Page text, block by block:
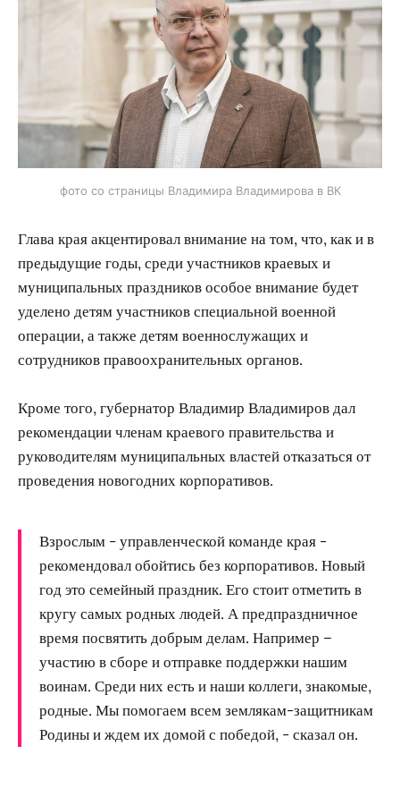
фото со страницы Владимира Владимирова в ВК
Глава края акцентировал внимание на том, что, как и в
предыдущие годы, среди участников краевых и
муниципальных праздников особое внимание будет
уделено детям участников специальной военной
операции, а также детям военнослужащих и
сотрудников правоохранительных органов.
Кроме того, губернатор Владимир Владимиров дал
рекомендации членам краевого правительства и
руководителям муниципальных властей отказаться от
проведения новогодних корпоративов.
Взрослым - управленческой команде края -
рекомендовал обойтись без корпоративов. Новый
год это семейный праздник. Его стоит отметить в
кругу самых родных людей. А предпраздничное
время посвятить добрым делам. Например –
участию в сборе и отправке поддержки нашим
воинам. Среди них есть и наши коллеги, знакомые,
родные. Мы помогаем всем землякам-защитникам
Родины и ждем их домой с победой, - сказал он.